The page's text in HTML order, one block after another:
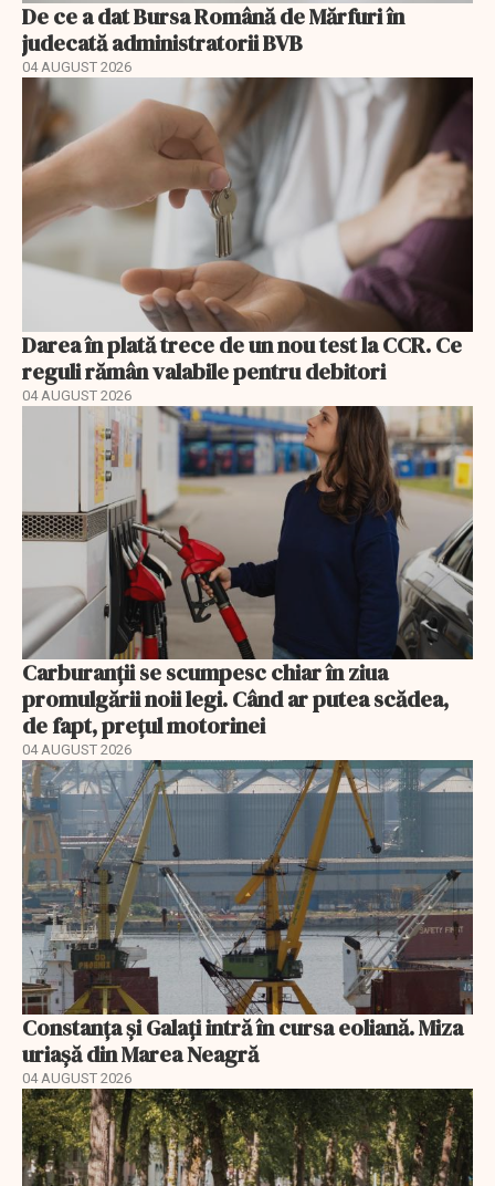
De ce a dat Bursa Română de Mărfuri în
judecată administratorii BVB
04 AUGUST 2026
Darea în plată trece de un nou test la CCR. Ce
reguli rămân valabile pentru debitori
04 AUGUST 2026
Carburanții se scumpesc chiar în ziua
promulgării noii legi. Când ar putea scădea,
de fapt, prețul motorinei
04 AUGUST 2026
Constanța și Galați intră în cursa eoliană. Miza
uriașă din Marea Neagră
04 AUGUST 2026